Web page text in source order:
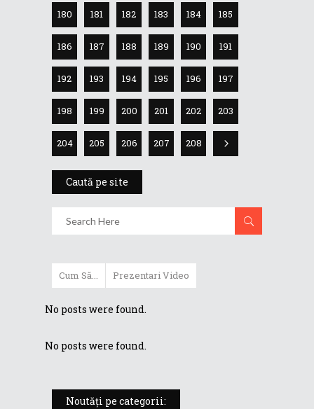
180 181 182 183 184 185
186 187 188 189 190 191
192 193 194 195 196 197
198 199 200 201 202 203
204 205 206 207 208
Caută pe site
Cum Să... Prezentari Video
No posts were found.
No posts were found.
Noutăți pe categorii: